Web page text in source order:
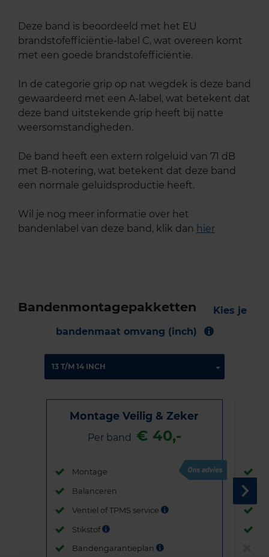
Deze band is beoordeeld met het EU
brandstofefficiëntie-label C, wat overeen komt
met een goede brandstofefficiëntie.
In de categorie grip op nat wegdek is deze band
gewaardeerd met een A-label, wat betekent dat
deze band uitstekende grip heeft bij natte
weersomstandigheden.
De band heeft een extern rolgeluid van 71 dB
met B-notering, wat betekent dat deze band
een normale geluidsproductie heeft.
Wil je nog meer informatie over het
bandenlabel van deze band, klik dan hier
Bandenmontagepakketten
Kies je
bandenmaat omvang (inch)
Montage Veilig & Zeker
Per band € 40,-
Montage
Balanceren
Ventiel of TPMS service
Stikstof
Bandengarantieplan